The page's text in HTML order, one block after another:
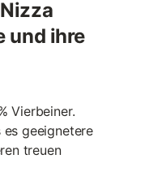
und ihre
Vierbeiner.
es geeignetere
treuen